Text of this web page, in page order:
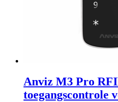
Anviz M3 Pro
toegangscontrole